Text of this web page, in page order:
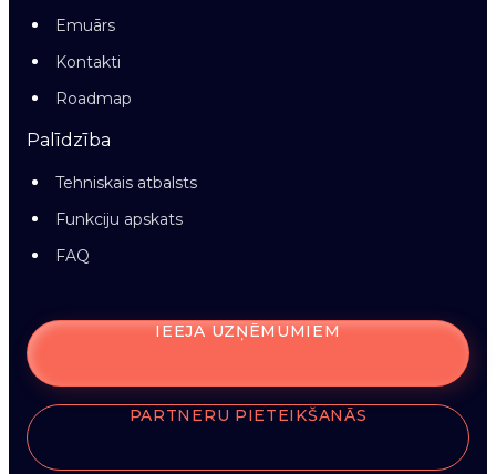
Emuārs
Kontakti
Roadmap
Palīdzība
Tehniskais atbalsts
Funkciju apskats
FAQ
IEEJA UZŅĒMUMIEM
PARTNERU PIETEIKŠANĀS